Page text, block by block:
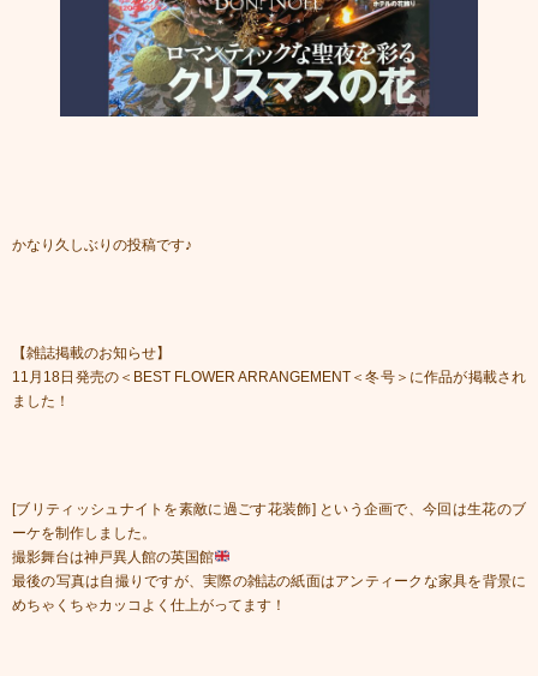
かなり久しぶりの投稿です♪
【雑誌掲載のお知らせ】
11月18日発売の＜BEST FLOWER ARRANGEMENT＜冬号＞に作品が掲載され
ました！
[ブリティッシュナイトを素敵に過ごす花装飾] という企画で、今回は生花のブ
ーケを制作しました。
撮影舞台は神戸異人館の英国館
最後の写真は自撮りですが、実際の雑誌の紙面はアンティークな家具を背景に
めちゃくちゃカッコよく仕上がってます！